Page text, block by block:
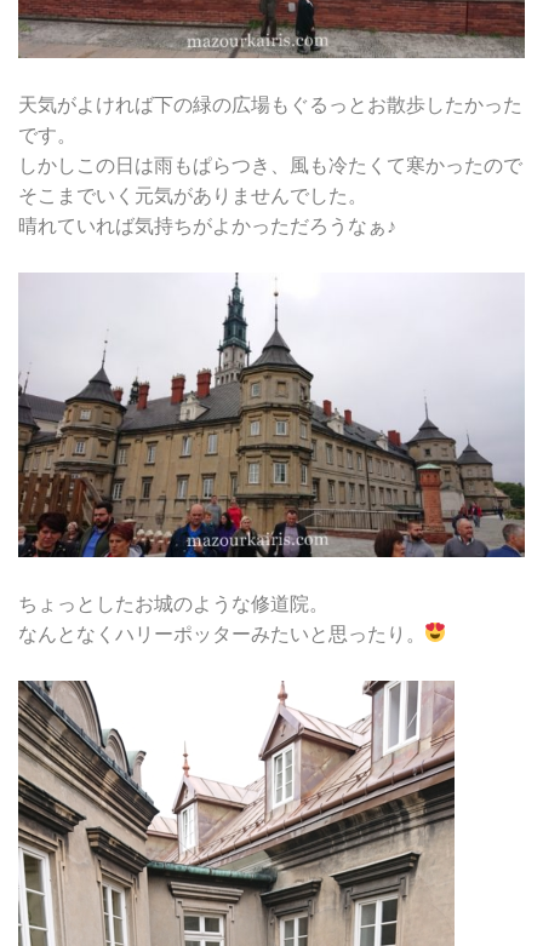
天気がよければ下の緑の広場もぐるっとお散歩したかった
です。
しかしこの日は雨もぱらつき、風も冷たくて寒かったので
そこまでいく元気がありませんでした。
晴れていれば気持ちがよかっただろうなぁ♪
ちょっとしたお城のような修道院。
なんとなくハリーポッターみたいと思ったり。